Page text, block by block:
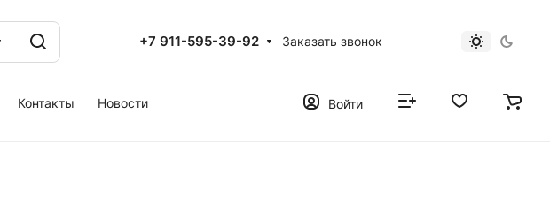
+7 911-595-39-92 Заказать звонок
Контакты Новости Войти